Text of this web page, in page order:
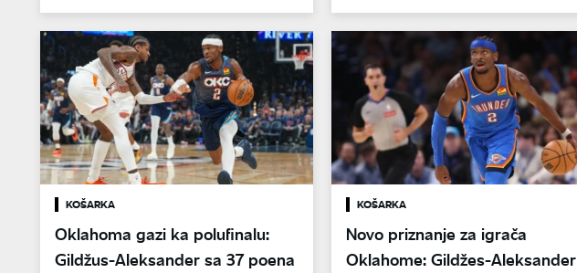
KOŠARKA
Oklahoma gazi ka polufinalu:
Gildžus-Aleksander sa 37 poena
KOŠARKA
Novo priznanje za igrača
Oklahome: Gildžes-Aleksander